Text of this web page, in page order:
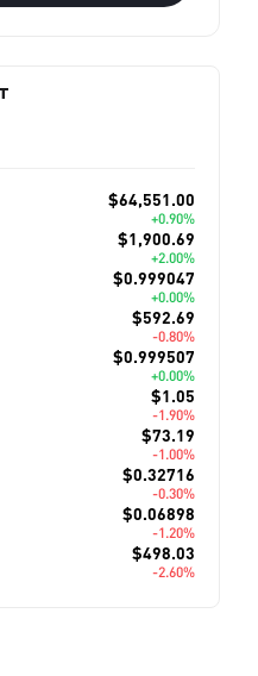
$64,551.00
+0.90%
$1,900.69
+2.00%
$0.999047
+0.00%
$592.69
-0.80%
$0.999507
+0.00%
$1.05
-1.90%
$73.19
-1.00%
$0.32716
-0.30%
$0.06898
-1.20%
$498.03
-2.60%